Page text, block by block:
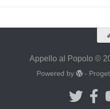
Appello al Popolo ©
Powered by -